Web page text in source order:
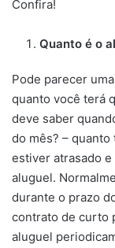
Confira!
Quanto é o
Pode parecer
quanto você terá
deve saber
do mês? –
estiver atrasado
aluguel.
durante o prazo
contrato de curto
aluguel